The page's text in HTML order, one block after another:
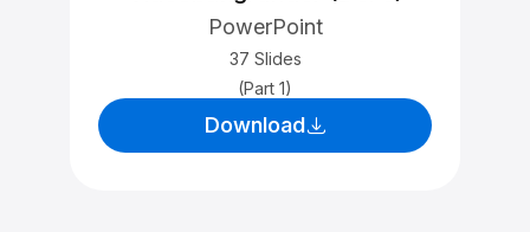
PowerPoint
37 Slides
(Part 1)
Download